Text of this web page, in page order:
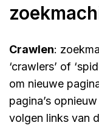
crawlen:
‘crawlers’ of
om nieuwe
pagina’s
volgen links van